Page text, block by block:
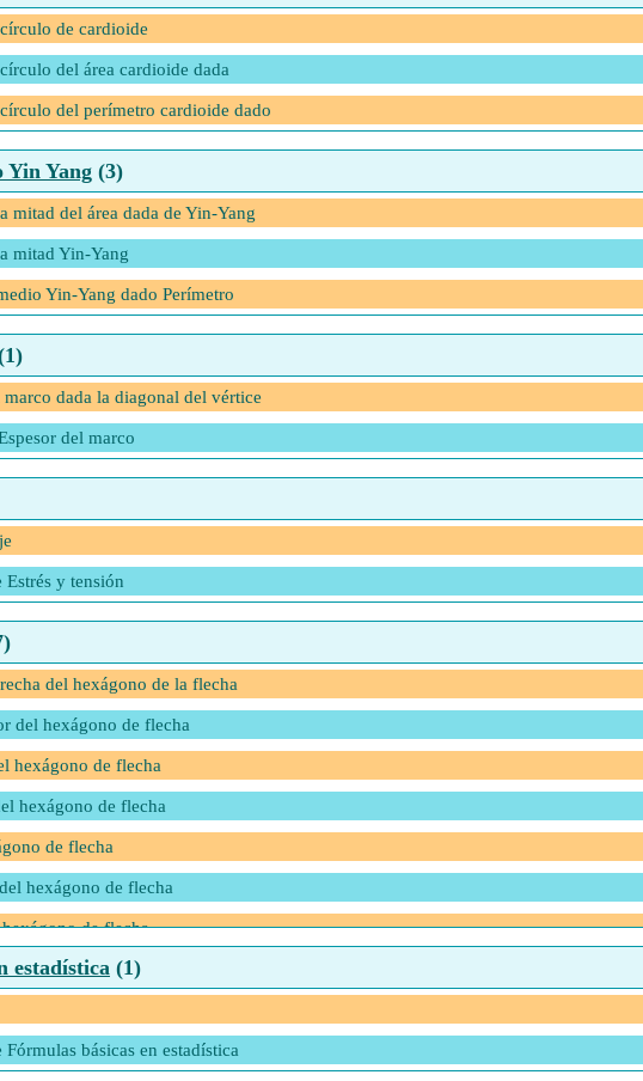
de cardioide
del área cardioide dada
del perímetro cardioide dado
Yin Yang (3)
mitad del área dada de Yin-Yang
mitad Yin-Yang
Yin-Yang dado Perímetro
dada la diagonal del vértice
del marco
Estrés y tensión
del hexágono de la flecha
del hexágono de flecha
hexágono de flecha
hexágono de flecha
de flecha
hexágono de flecha
de flecha
Hexágono
estadística (1)
básicas en estadística